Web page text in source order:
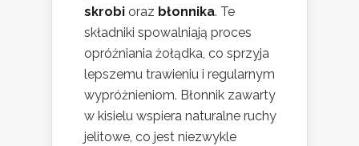
skrobi oraz błonnika. Te
składniki spowalniają proces
opróżniania żołądka, co sprzyja
lepszemu trawieniu i regularnym
wypróżnieniom. Błonnik zawarty
w kisielu wspiera naturalne ruchy
jelitowe, co jest niezwykle